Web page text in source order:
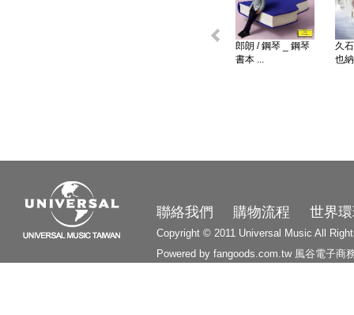
郎朗 / 鋼琴 _ 鋼琴
書本 ...
久
也
聯絡我們 購物流程 世界
Copyright © 2011 Universal Music All
Powered by fangoods.com.tw 風谷電子商